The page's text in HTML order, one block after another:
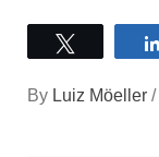
By Luiz Möeller /